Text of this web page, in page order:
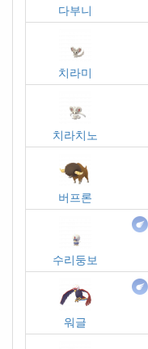
다부니
치라미
치라치노
버프론
수리둥보
워글